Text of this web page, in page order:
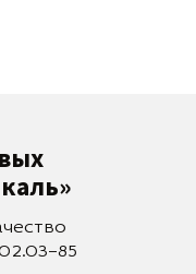
глубины
на участке.